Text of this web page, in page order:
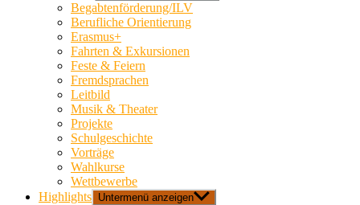
Begabtenförderung/ILV
Berufliche Orientierung
Erasmus+
Fahrten & Exkursionen
Feste & Feiern
Fremdsprachen
Leitbild
Musik & Theater
Projekte
Schulgeschichte
Vorträge
Wahlkurse
Wettbewerbe
Highlights Untermenü anzeigen